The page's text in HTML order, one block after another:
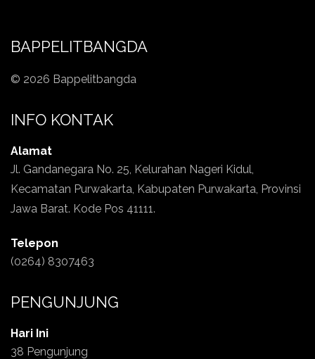
BAPPELITBANGDA
© 2026 Bappelitbangda
INFO KONTAK
Alamat
Jl. Gandanegara No. 25, Kelurahan Nageri Kidul,
Kecamatan Purwakarta, Kabupaten Purwakarta, Provinsi
Jawa Barat. Kode Pos 41111.
Telepon
(0264) 8307463
PENGUNJUNG
Hari Ini
38 Pengunjung